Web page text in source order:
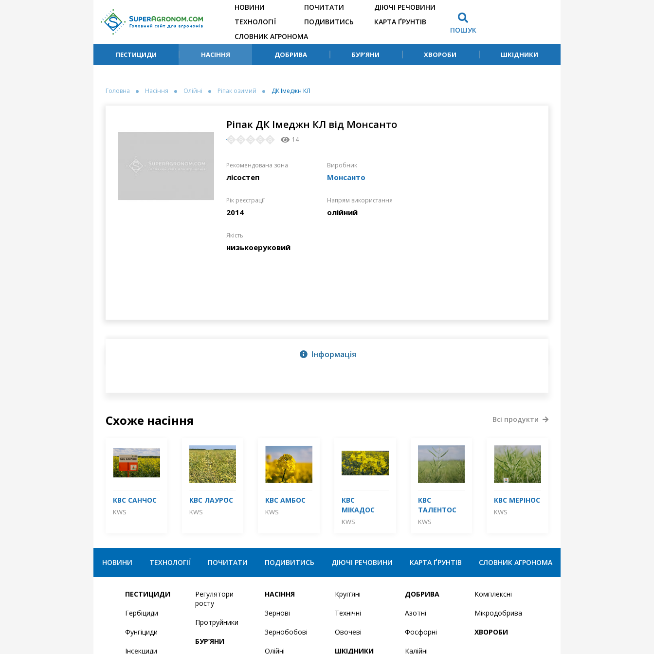
НОВИНИ
ТЕХНОЛОГІЇ
ПОЧИТАТИ
ПОДИВИТИСЬ
ДІЮЧІ РЕЧОВИНИ
КАРТА ҐРУНТІВ
СЛОВНИК АГРОНОМА
ПОШУК
ПЕСТИЦИДИ НАСІННЯ ДОБРИВА БУР’ЯНИ ХВОРОБИ ШКІДНИКИ
Головна Насіння Олійні Ріпак озимий ДК Імеджн КЛ
Ріпак ДК Імеджн КЛ від Монсанто
14
Рекомендована зона
лісостеп
Виробник
Монсанто
Рік реєстрації
2014
Напрям використання
олійний
Якість
низькоеруковий
Інформація
Схоже насіння
КВС САНЧОС
KWS
КВС ЛАУРОС
KWS
КВС АМБОС
KWS
КВС
МІКАДОС
KWS
КВС
ТАЛЕНТОС
KWS
КВС МЕРІНОС
KWS
Всі продукти
НОВИНИ ТЕХНОЛОГІЇ ПОЧИТАТИ ПОДИВИТИСЬ ДІЮЧІ РЕЧОВИНИ КАРТА ҐРУНТІВ СЛОВНИК АГРОНОМА
ПЕСТИЦИДИ
Гербіциди
Фунгіциди
Інсекциди
Регулятори
росту
Протруйники
БУР’ЯНИ
НАСІННЯ
Зернові
Зернобобові
Олійні
Круп’яні
Технічні
Овочеві
ШКІДНИКИ
ДОБРИВА
Азотні
Фосфорні
Калійні
Комплексні
Мікродобрива
ХВОРОБИ